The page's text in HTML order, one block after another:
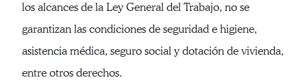
los alcances de la Ley General del Trabajo, no se
garantizan las condiciones de seguridad e higiene,
asistencia médica, seguro social y dotación de vivienda,
entre otros derechos.